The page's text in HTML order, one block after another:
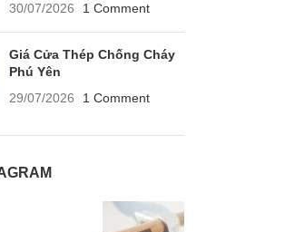
30/07/2026
1 Comment
Giá Cửa Thép Chống Cháy
Phú Yên
29/07/2026
1 Comment